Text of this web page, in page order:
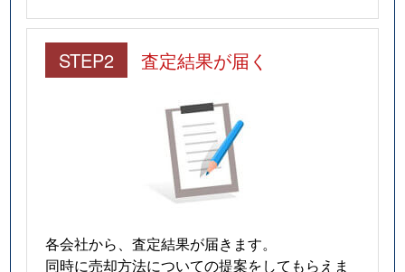
STEP2 査定結果が届く
各会社から、査定結果が届きます。
同時に売却方法についての提案をしてもらえま